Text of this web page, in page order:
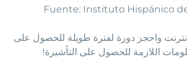
Fuente: Instituto Hispánico
واحجز دورة لفترة طويلة للحصول على
اللازمة للحصول على التأشيرة!